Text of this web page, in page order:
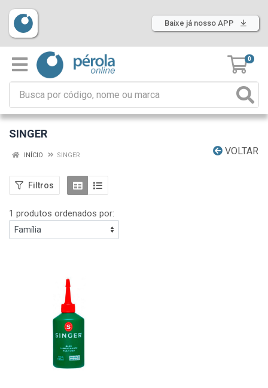
Baixe já nosso APP
0
SINGER
VOLTAR
INÍCIO SINGER
Filtros
1 produtos ordenados por: